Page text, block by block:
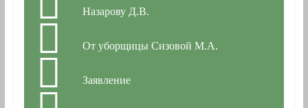
Назарову Д.В.
От уборщицы Сизовой М.А.
Заявление